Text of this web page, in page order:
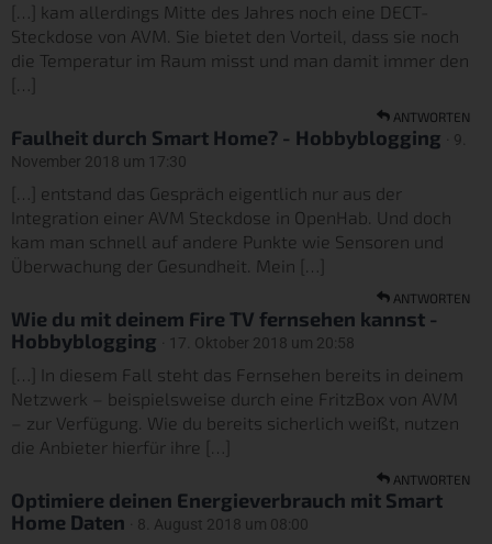
[…] kam allerdings Mitte des Jahres noch eine DECT-
Steckdose von AVM. Sie bietet den Vorteil, dass sie noch
die Temperatur im Raum misst und man damit immer den
[…]
ANTWORTEN
Faulheit durch Smart Home? - Hobbyblogging
· 9.
November 2018 um 17:30
[…] entstand das Gespräch eigentlich nur aus der
Integration einer AVM Steckdose in OpenHab. Und doch
kam man schnell auf andere Punkte wie Sensoren und
Überwachung der Gesundheit. Mein […]
ANTWORTEN
Wie du mit deinem Fire TV fernsehen kannst -
Hobbyblogging
· 17. Oktober 2018 um 20:58
[…] In diesem Fall steht das Fernsehen bereits in deinem
Netzwerk – beispielsweise durch eine FritzBox von AVM
– zur Verfügung. Wie du bereits sicherlich weißt, nutzen
die Anbieter hierfür ihre […]
ANTWORTEN
Optimiere deinen Energieverbrauch mit Smart
Home Daten
· 8. August 2018 um 08:00